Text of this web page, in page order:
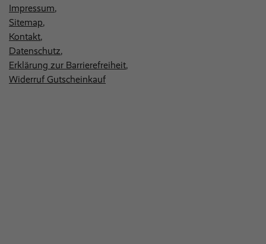
Impressum
Sitemap
Kontakt
Datenschutz
Erklärung zur Barrierefreiheit
Widerruf Gutscheinkauf